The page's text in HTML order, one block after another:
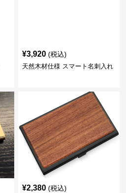
¥3,920 (税込)
天然木材仕様 スマート名刺入れ
¥2,380 (税込)